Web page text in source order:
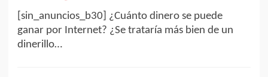
[sin_anuncios_b30] ¿Cuánto dinero se puede
ganar por Internet? ¿Se trataría más bien de un
dinerillo…